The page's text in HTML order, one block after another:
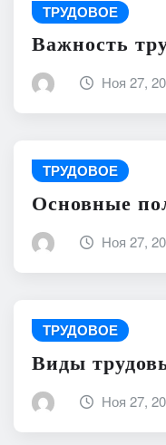
ТРУДОВОЕ
Важность
Ноя 27,
ТРУДОВОЕ
Основные
Ноя 27,
ТРУДОВОЕ
Виды
Ноя 27,